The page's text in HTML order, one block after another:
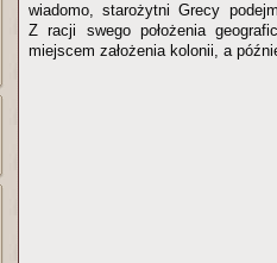
wiadomo, starożytni Grecy
Z racji swego położenia
miejscem założenia kolonii, a